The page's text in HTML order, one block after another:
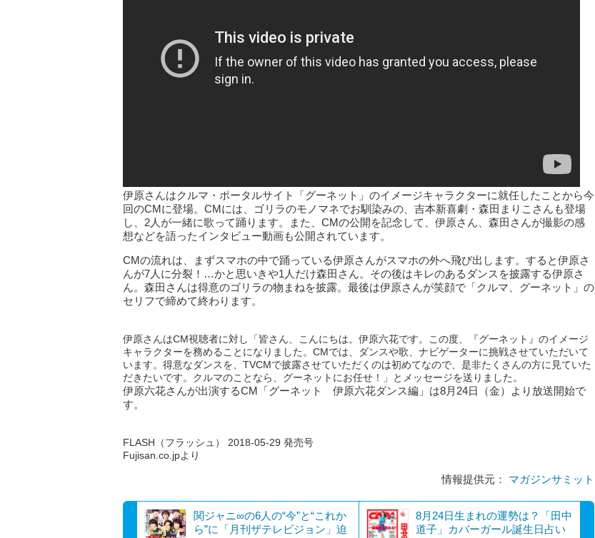
伊原さんはクルマ・ポータルサイト「グーネット」のイメージキャラクターに就任したことから今
回のCMに登場。CMには、ゴリラのモノマネでお馴染みの、吉本新喜劇・森田まりこさんも登場
し、2人が一緒に歌って踊ります。また、CMの公開を記念して、伊原さん、森田さんが撮影の感
想などを語ったインタビュー動画も公開されています。
CMの流れは、まずスマホの中で踊っている伊原さんがスマホの外へ飛び出します。すると伊原さ
んが7人に分裂！…かと思いきや1人だけ森田さん。その後はキレのあるダンスを披露する伊原さ
ん。森田さんは得意のゴリラの物まねを披露。最後は伊原さんが笑顔で「クルマ、グーネット」の
セリフで締めて終わります。
伊原さんはCM視聴者に対し「皆さん、こんにちは。伊原六花です。この度、『グーネット』のイメージ
キャラクターを務めることになりました。CMでは、ダンスや歌、ナビゲーターに挑戦させていただいて
います。得意なダンスを、TVCMで披露させていただくのは初めてなので、是非たくさんの方に見ていた
だきたいです。クルマのことなら、グーネットにお任せ！」とメッセージを送りました。
伊原六花さんが出演するCM「グーネット 伊原六花ダンス編」は8月24日（金）より放送開始で
す。
FLASH（フラッシュ） 2018-05-29 発売号
Fujisan.co.jpより
情報提供元： マガジンサミット
関ジャニ∞の6人の“今”と“これか
ら”に「月刊ザテレビジョン」迫
8月24日生まれの運勢は？「田中
道子」カバーガール誕生日占い